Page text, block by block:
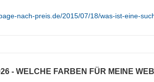
nach-preis.de/2015/07/18/was-ist-eine-
- WELCHE FARBEN FÜR MEINE